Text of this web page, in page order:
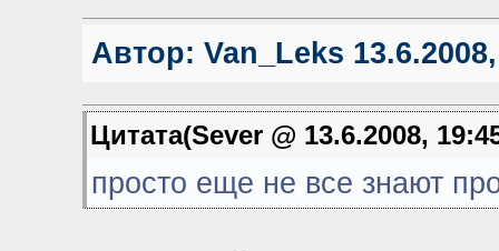
Автор: Van_Leks
Цитата(Sever @ 13.6.2008,
просто еще не все знают